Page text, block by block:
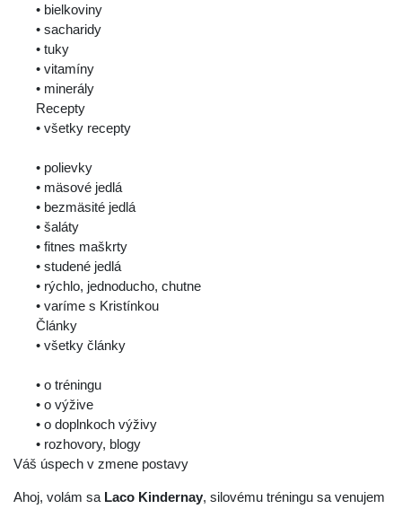
• bielkoviny
• sacharidy
• tuky
• vitamíny
• minerály
Recepty
• všetky recepty
• polievky
• mäsové jedlá
• bezmäsité jedlá
• šaláty
• fitnes maškrty
• studené jedlá
• rýchlo, jednoducho, chutne
• varíme s Kristínkou
Články
• všetky články
• o tréningu
• o výžive
• o doplnkoch výživy
• rozhovory, blogy
Váš úspech v zmene postavy
Ahoj, volám sa Laco Kindernay, silovému tréningu sa venujem